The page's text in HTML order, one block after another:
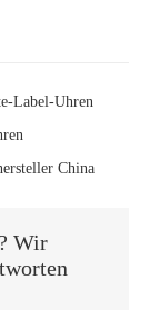
Label-Uhren
China
Wir